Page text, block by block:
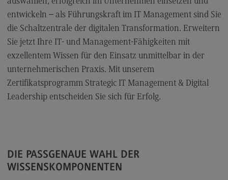
FAQ für Einzelpersonen
FAQ für Unternehmen und Einrichtungen
Satzungen
Die Hochschule
Hochschulweiterbildung@BW
entwickeln – als Führungskraft im IT Management sind Sie
die Schaltzentrale der digitalen Transformation. Erweitern
Sie jetzt Ihre IT- und Management-Fähigkeiten mit
exzellentem Wissen für den Einsatz unmittelbar in der
unternehmerischen Praxis. Mit unserem
Zertifikatsprogramm Strategic IT Management & Digital
Leadership entscheiden Sie sich für Erfolg.
DIE PASSGENAUE WAHL DER
WISSENSKOMPONENTEN